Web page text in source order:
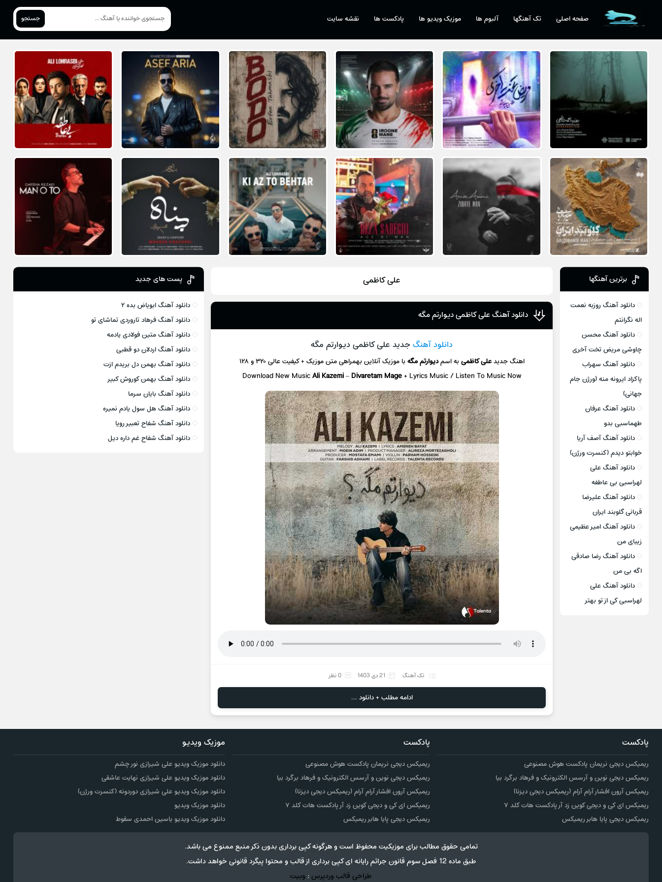
صفحه اصلی تک آهنگها آلبوم ها موزیک ویدیو ها پادکست ها نقشه سایت جستجو
علی کاظمی
دانلود آهنگ علی کاظمی دیوارتم مگه
دانلود آهنگجدید علی کاظمی دیوارتم مگه
اهنگ جدیدعلی کاظمیبه اسمدیوارتم مگهبا موزیک آنلاینبهمراهی متن موزیک + کیفیت عالی ۳۲۰ و ۱۲۸
Download New MusicAli Kazemi–Divaretam Mage+ Lyrics Music / Listen To Music Now
تک آهنگ 21 دی 1403 0 نظر
ادامه مطلب + دانلود ...
برترین آهنگها
دانلود آهنگ روزبه نعمت
اله نگرانتم
دانلود آهنگ محسن
چاوشی مریض تخت آخری
دانلود آهنگ سهراب
پاکزاد ایرونه منه (ورژن جام
جهانی)
دانلود آهنگ عرفان
طهماسبی بدو
دانلود آهنگ آصف آریا
خوابتو دیدم (کنسرت ورژن)
دانلود آهنگ علی
لهراسبی بی عاطفه
دانلود آهنگ علیرضا
قربانی گلوبند ایران
دانلود آهنگ امیر عظیمی
زیبای من
دانلود آهنگ رضا صادقی
اگه بی من
دانلود آهنگ علی
لهراسبی کی از تو ‌بهتر
پست های جدید
دانلود آهنگ ابویاض بده ۲
دانلود آهنگ فرهاد تاروردی تماشای تو
دانلود آهنگ متین فولادی یادمه
دانلود آهنگ اردلان دو قطبی
دانلود آهنگ بهمن دل بریدم ازت
دانلود آهنگ بهمن کوروش کبیر
دانلود آهنگ بایان سرما
دانلود آهنگ هل سول یادم نمیره
دانلود آهنگ شفاح تعبیر رویا
دانلود آهنگ شفاح غم داره دیل
پادکست
ریمیکس دیجی نریمان پادکست هوش مصنوعی
ریمیکس دیجی نوین و آرسس الکترونیک و فرهاد برگرد بیا
ریمیکس آرون افشار آرام آرام (ریمیکس دیجی دیزنا)
ریمیکس ای کی و دیجی کوین زد آر پادکست هات کلد ۷
ریمیکس دیجی پایا هابر ریمیکس
پادکست
ریمیکس دیجی نریمان پادکست هوش مصنوعی
ریمیکس دیجی نوین و آرسس الکترونیک و فرهاد برگرد بیا
ریمیکس آرون افشار آرام آرام (ریمیکس دیجی دیزنا)
ریمیکس ای کی و دیجی کوین زد آر پادکست هات کلد ۷
ریمیکس دیجی پایا هابر ریمیکس
موزیک ویدیو
دانلود موزیک ویدیو علی شیرازی نور چشم
دانلود موزیک ویدیو علی شیرازی نهایت عاشقی
دانلود موزیک ویدیو علی شیرازی دوردونه (کنسرت ورژن)
دانلود موزیک ویدیو
دانلود موزیک ویدیو یاسین احمدی سقوط
تمامی حقوق مطالب برای موزیکیت محفوظ است و هرگونه کپی برداری بدون ذکر منبع ممنوع می باشد.
طبق ماده 12 فصل سوم قانون جرائم رایانه ای کپی برداری از قالب و محتوا پیگرد قانونی خواهد داشت.
طراحی قالب وردپرس: وبیت